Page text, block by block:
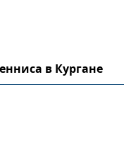
в Кургане